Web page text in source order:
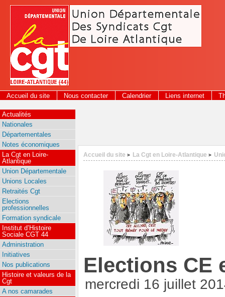
Panneau de gestion des cookies
Accueil du site Nous contacter Calendrier Liens internet
2026
Accueil du site > La Cgt en Loire-Atlantique >
Elections CE
mercredi 16 juillet
Actualités
Nationales
Départementales
Notes économiques
La Cgt en Loire-
Atlantique
Union Départementale
Unions Locales
Retraités Cgt
Elections
professionnelles
Formation syndicale
Institut d’Histoire
Sociale CGT 44
Administration
Initiatives
Nos publications
Histoire et valeurs de la
Cgt
A nos camarades